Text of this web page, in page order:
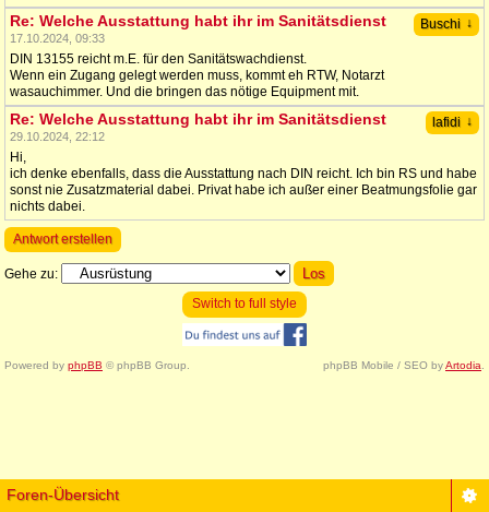
Buschi ↓
Re: Welche Ausstattung habt ihr im Sanitätsdienst
17.10.2024, 09:33
DIN 13155 reicht m.E. für den Sanitätswachdienst.
Wenn ein Zugang gelegt werden muss, kommt eh RTW, Notarzt
wasauchimmer. Und die bringen das nötige Equipment mit.
lafidi ↓
Re: Welche Ausstattung habt ihr im Sanitätsdienst
29.10.2024, 22:12
Hi,
ich denke ebenfalls, dass die Ausstattung nach DIN reicht. Ich bin RS und habe
sonst nie Zusatzmaterial dabei. Privat habe ich außer einer Beatmungsfolie gar
nichts dabei.
Antwort erstellen
Gehe zu:
Switch to full style
Powered by phpBB © phpBB Group. phpBB Mobile / SEO byArtodia
Foren-Übersicht